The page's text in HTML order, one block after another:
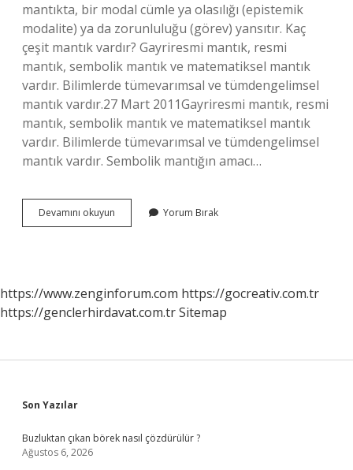
mantıkta, bir modal cümle ya olasılığı (epistemik
modalite) ya da zorunluluğu (görev) yansıtır. Kaç
çeşit mantık vardır? Gayriresmi mantık, resmi
mantık, sembolik mantık ve matematiksel mantık
vardır. Bilimlerde tümevarımsal ve tümdengelimsel
mantık vardır.27 Mart 2011Gayriresmi mantık, resmi
mantık, sembolik mantık ve matematiksel mantık
vardır. Bilimlerde tümevarımsal ve tümdengelimsel
mantık vardır. Sembolik mantığın amacı…
Devamını okuyun
Mantık
Yorum Bırak
https://www.zenginforum.com https://gocreativ.com.tr
https://genclerhirdavat.com.trSitemap
Sidebar
Son Yazılar
Buzluktan çıkan börek nasıl çözdürülür ?
Ağustos 6, 2026